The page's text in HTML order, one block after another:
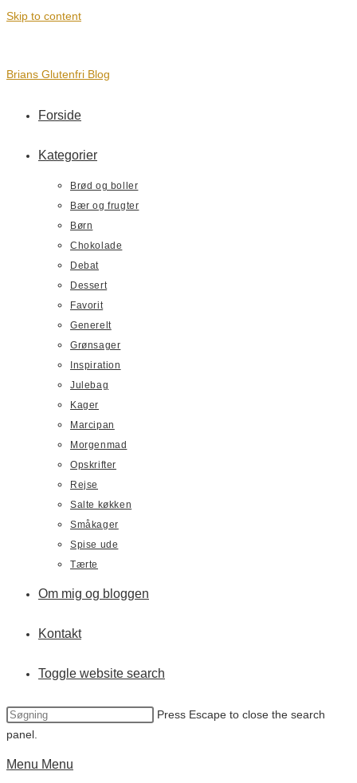
Skip to content
Brians Glutenfri Blog
Forside
Kategorier
Brød og boller
Bær og frugter
Børn
Chokolade
Debat
Dessert
Favorit
Generelt
Grønsager
Inspiration
Julebag
Kager
Marcipan
Morgenmad
Opskrifter
Rejse
Salte køkken
Småkager
Spise ude
Tærte
Om mig og bloggen
Kontakt
Toggle website search
Press Escape to close the search
panel.
Menu Menu